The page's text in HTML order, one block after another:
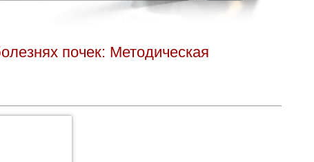
почек: Методическая